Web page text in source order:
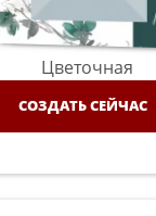
Цветочная
СОЗДАТЬ СЕЙЧАС